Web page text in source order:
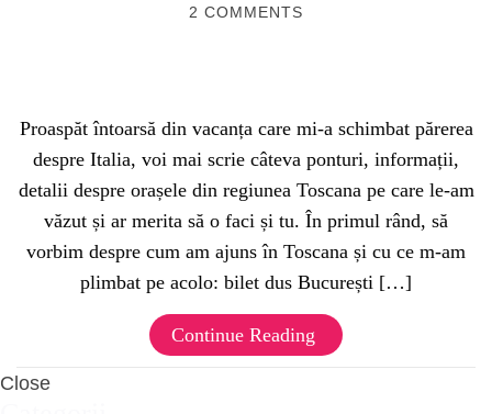
2 COMMENTS
Proaspăt întoarsă din vacanța care mi-a schimbat părerea
despre Italia, voi mai scrie câteva ponturi, informații,
detalii despre orașele din regiunea Toscana pe care le-am
văzut și ar merita să o faci și tu. În primul rând, să
vorbim despre cum am ajuns în Toscana și cu ce m-am
plimbat pe acolo: bilet dus București […]
Continue Reading
Close